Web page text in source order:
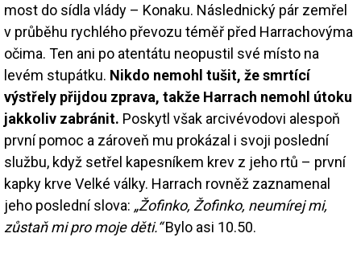
most do sídla vlády – Konaku. Následnický pár zemřel
v průběhu rychlého převozu téměř před Harrachovýma
očima. Ten ani po atentátu neopustil své místo na
levém stupátku. Nikdo nemohl tušit, že smrtící
výstřely přijdou zprava, takže Harrach nemohl útoku
jakkoliv zabránit. Poskytl však arcivévodovi alespoň
první pomoc a zároveň mu prokázal i svoji poslední
službu, když setřel kapesníkem krev z jeho rtů – první
kapky krve Velké války. Harrach rovněž zaznamenal
jeho poslední slova: „Žofinko, Žofinko, neumírej mi,
zůstaň mi pro moje děti.“Bylo asi 10.50.